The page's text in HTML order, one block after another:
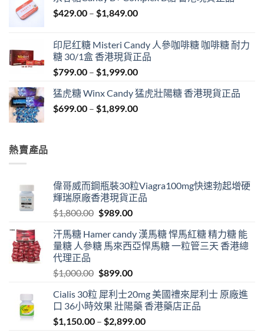
$1,999.00
$429.00 – $1,849.00Price
through
$1,849.00
印尼红糖 Misteri Candy 人參咖啡糖 咖啡糖 耐力
糖 30/1盒 香港現貨正品
$799.00 – $1,999.00Price
$799.00
through
猛虎糖 Winx Candy 猛虎壯陽糖 香港現貨正品
$699.00 – $1,899.00Price
熱賣產品
偉哥威而鋼瓶裝30粒Viagra100mg快速勃起增硬
輝瑞原廠香港現貨正品
$1,800.00 Original
was:
$1,800.00.
$989.00Current
is:
$989.00.
汗馬糖 Hamer candy 漢馬糖 悍馬紅糖 精力糖 能
量糖 人參糖 馬來西亞悍馬糖 一粒管三天 香港總
代理正品
$1,000.00 Original
was:
$1,000.00.
$899.00Current
is:
$899.00.
Cialis 30粒 犀利士20mg 美國禮來犀利士 原廠進
口 36小時效果 壯陽藥 香港藥店正品
$1,150.00 – $2,899.00Price